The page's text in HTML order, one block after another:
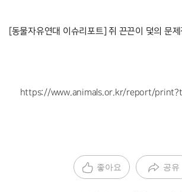
[동물자유연대 이슈리포트] 쥐 끈끈이 덫의 문
https://www.animals.or.kr/report/
좋아요 공유